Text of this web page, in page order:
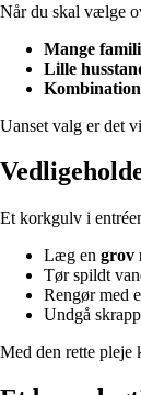
Når du skal vælge
Mange
Lille
Uanset valg er det
Et korkgulv i
Læg en grov
Tør spildt
Rengør med
Undgå
Med den rette pleje